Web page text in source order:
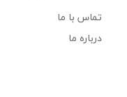
تماس با ما
درباره ما